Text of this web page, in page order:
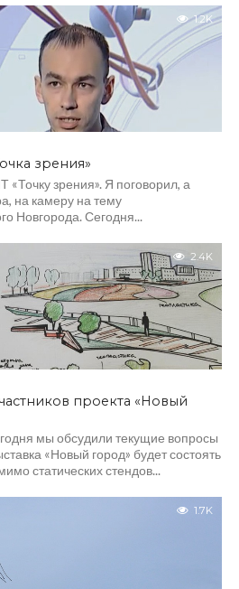
1.2K
зрения»
зрения». Я поговорил, а
на камеру на тему
Новгорода. Сегодня...
2.4K
проекта «Новый
мы обсудили текущие вопросы
«Новый город» будет состоять
статических стендов...
1.7K